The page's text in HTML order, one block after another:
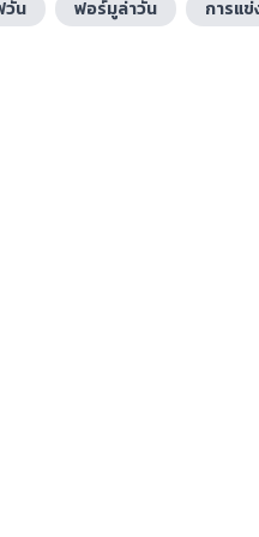
วัน ฟอร์มูล่าวัน การแ